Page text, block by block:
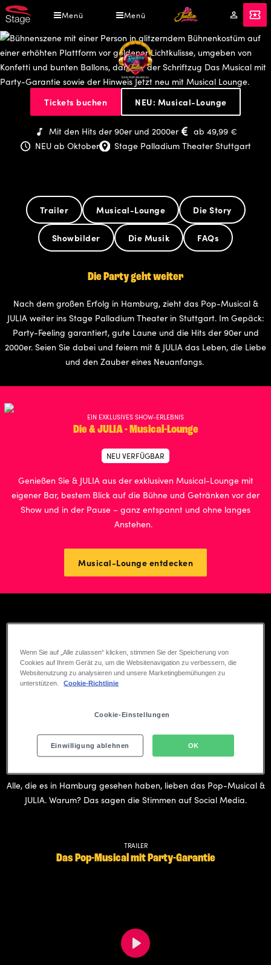
Direkt
zum
Inhalt
Menü Menü
Mein
Konto
Tickets
&
Julia
Das
Tickets buchen NEU: Musical-Lounge
Mit den Hits der 90er und 2000er
ab 49,99 €
NEU ab Oktober
Stage Palladium Theater Stuttgart
Trailer Musical-Lounge Die Story
Showbilder Die Musik FAQs
Die Party geht weiter
Nach dem großen Erfolg in Hamburg, zieht das Pop-Musical &
JULIA weiter ins Stage Palladium Theater in Stuttgart. Im Gepäck:
Party-Feeling garantiert, gute Laune und die Hits der 90er und
2000er. Seien Sie dabei und feiern mit & JULIA das Leben, die Liebe
und den Zauber eines Neuanfangs.
EIN EXKLUSIVES SHOW-ERLEBNIS
Die & JULIA - Musical-Lounge
NEU VERFÜGBAR
Genießen Sie & JULIA aus der exklusiven Musical-Lounge mit
eigener Bar, bestem Blick auf die Bühne und Getränken vor der
Show und in der Pause – ganz entspannt und ohne langes
Anstehen.
Musical-Lounge entdecken
DIE COMMUNITY
Stimmen zu & JULIA - Das Pop-Musical
Alle, die es in Hamburg gesehen haben, lieben das Pop-Musical &
JULIA. Warum? Das sagen die Stimmen auf Social Media.
Mute
TRAILER
Das Pop-Musical mit Party-Garantie
Play
Wenn Sie auf „Alle zulassen“ klicken, stimmen Sie der Speicherung von
Cookies auf Ihrem Gerät zu, um die Websitenavigation zu verbessern, die
Websitenutzung zu analysieren und unsere Marketingbemühungen zu
unterstützen.
Cookie-Richtlinie
Cookie-Einstellungen
Einwilligung ablehnen OK